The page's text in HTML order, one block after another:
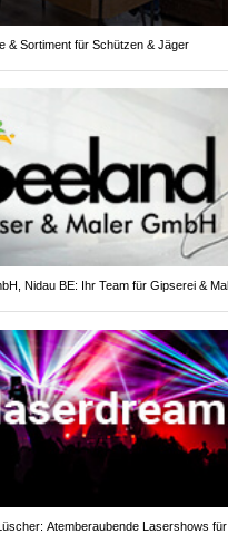
& Sortiment für Schützen & Jäger
Nidau BE: Ihr Team für Gipserei &
Atemberaubende Lasershows